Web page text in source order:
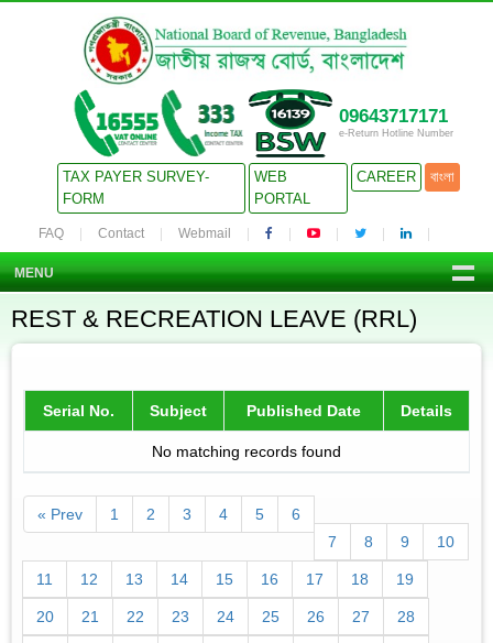
09643717171
e-Return Hotline Number
TAX PAYER SURVEY-
FORM
WEB
PORTAL
CAREER বাংলা
FAQ Contact Webmail
MENU
REST & RECREATION LEAVE (RRL)
Serial No. Subject Published Date Details
No matching records found
« Prev 1 2 3 4 5
6
7
8 9 10
11 12 13 14 15 16 17 18 19
20 21 22 23 24 25 26 27 28